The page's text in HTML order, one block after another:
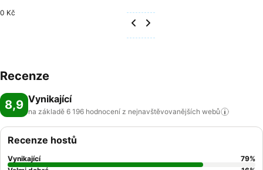
0 Kč
Recenze
8,9 Vynikající
na základě 6 196 hodnocení z nejnavštěvovanějších webů
Recenze hostů
Vynikající 79%